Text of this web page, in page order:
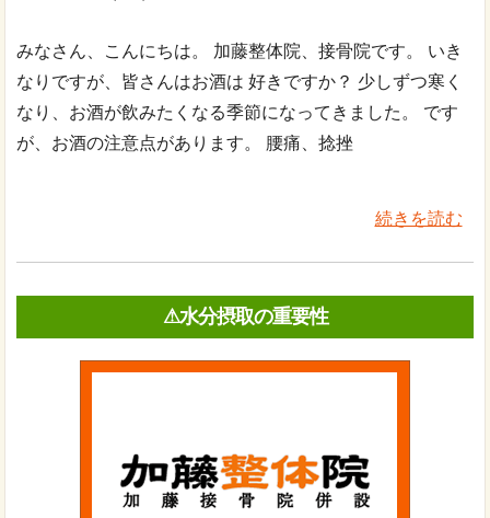
みなさん、こんにちは。 加藤整体院、接骨院です。 いき
なりですが、皆さんはお酒は 好きですか？ 少しずつ寒く
なり、お酒が飲みたくなる季節になってきました。 です
が、お酒の注意点があります。 腰痛、捻挫
続きを読む
⚠︎水分摂取の重要性